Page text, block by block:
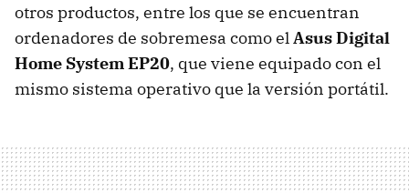
otros productos, entre los que se encuentran
ordenadores de sobremesa como elAsus Digital
Home System EP20, que viene equipado con el
mismo sistema operativo que la versión portátil.